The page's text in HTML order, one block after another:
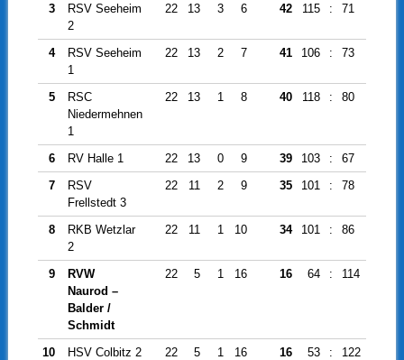
3
RSV Seeheim
2
22 13 3 6 42 115 : 71
4
RSV Seeheim
1
22 13 2 7 41 106 : 73
5
RSC
Niedermehnen
1
22 13 1 8 40 118 : 80
6 RV Halle 1 22 13 0 9 39 103 : 67
7
RSV
Frellstedt 3
22 11 2 9 35 101 : 78
8
RKB Wetzlar
2
22 11 1 10 34 101 : 86
9
RVW
Naurod –
Balder /
Schmidt
22 5 1 16 16 64 : 114
10 HSV Colbitz 2 22 5 1 16 16 53 : 122